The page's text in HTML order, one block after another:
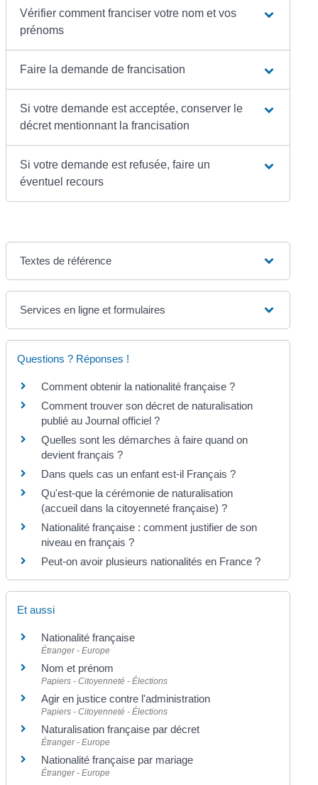
Vérifier comment franciser votre nom et vos
prénoms
Faire la demande de francisation
Si votre demande est acceptée, conserver le
décret mentionnant la francisation
Si votre demande est refusée, faire un
éventuel recours
Textes de référence
Services en ligne et formulaires
Questions ? Réponses !
Comment obtenir la nationalité française ?
Comment trouver son décret de naturalisation
publié au Journal officiel ?
Quelles sont les démarches à faire quand on
devient français ?
Dans quels cas un enfant est-il Français ?
Qu'est-que la cérémonie de naturalisation
(accueil dans la citoyenneté française) ?
Nationalité française : comment justifier de son
niveau en français ?
Peut-on avoir plusieurs nationalités en France ?
Et aussi
Nationalité française
Étranger - Europe
Nom et prénom
Papiers - Citoyenneté - Élections
Agir en justice contre l'administration
Papiers - Citoyenneté - Élections
Naturalisation française par décret
Étranger - Europe
Nationalité française par mariage
Étranger - Europe